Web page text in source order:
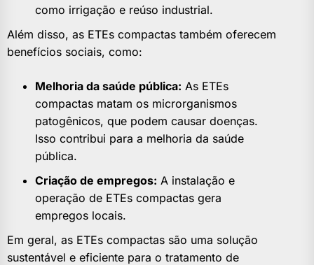
como irrigação e reúso industrial.
Além disso, as ETEs compactas também oferecem
benefícios sociais, como:
Melhoria da saúde pública: As ETEs
compactas matam os microrganismos
patogênicos, que podem causar doenças.
Isso contribui para a melhoria da saúde
pública.
Criação de empregos: A instalação e
operação de ETEs compactas gera
empregos locais.
Em geral, as ETEs compactas são uma solução
sustentável e eficiente para o tratamento de